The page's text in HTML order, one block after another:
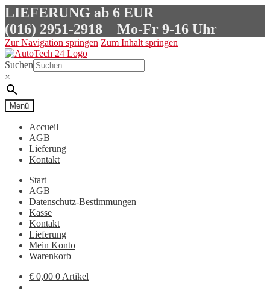
LIEFERUNG ab 6 EUR
(016) 2951-2918 Mo-Fr 9-16 Uhr
Zur Navigation springen Zum Inhalt springen
Suchen
×
Menü
Accueil
AGB
Lieferung
Kontakt
Start
AGB
Datenschutz-Bestimmungen
Kasse
Kontakt
Lieferung
Mein Konto
Warenkorb
€ 0,00 0 Artikel